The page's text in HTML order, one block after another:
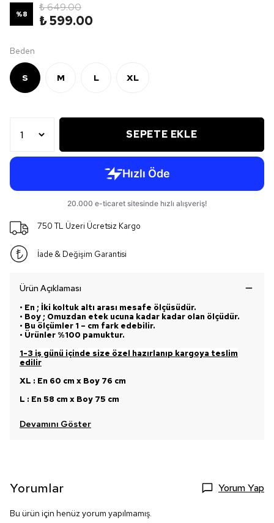
%8
₺ 649.00
₺ 599.00
Beden
S M L XL
SEPETE EKLE
750 TL Üzeri Ücretsiz Kargo
İade & Değişim Garantisi
Ürün Açıklaması
• En ; İki koltuk altı arası mesafe ölçüsüdür.
• Boy ; Omuzdan etek ucuna kadar kadar olan ölçüdür.
• Bu ölçümler 1 – cm fark edebilir.
• Ürünler %100 pamuktur.
1-3 iş günü içinde size özel hazırlanıp kargoya teslim
edilir
XL : En 60 cm x Boy 76 cm
L : En 58 cm x Boy 75 cm
Devamını Göster
Yorumlar Yorum Yap
Bu ürün için henüz yorum yapılmamış.